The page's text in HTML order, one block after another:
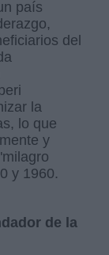
país
del
la
lo que
y
y 1960.
de la